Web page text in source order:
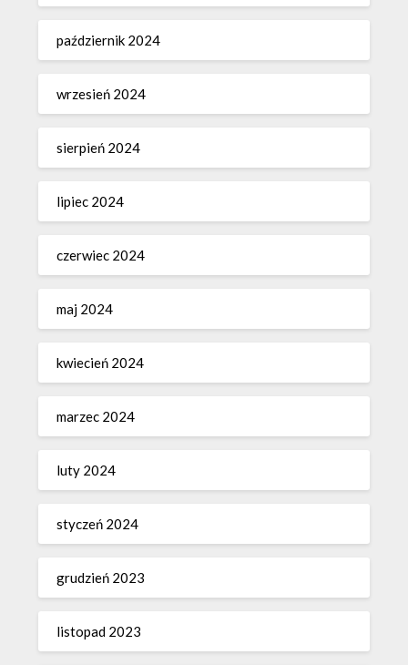
październik 2024
wrzesień 2024
sierpień 2024
lipiec 2024
czerwiec 2024
maj 2024
kwiecień 2024
marzec 2024
luty 2024
styczeń 2024
grudzień 2023
listopad 2023